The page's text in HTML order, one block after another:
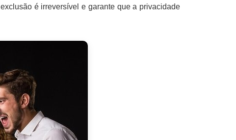
é irreversível e garante que a privacidade